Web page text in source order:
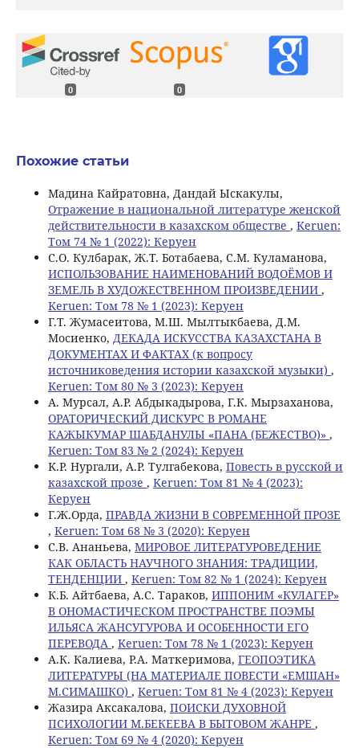
0 0
Похожие статьи
Мадина Кайратовна, Дандай Ыскакулы,
Отражение в национальной литературе женской
действительности в казахском обществе , Keruen:
Том 74 № 1 (2022): Керуен
С.О. Кулбарак, Ж.Т. Ботабаева, С.М. Куламанова,
ИСПОЛЬЗОВАНИЕ НАИМЕНОВАНИЙ ВОДОЁМОВ И
ЗЕМЕЛЬ В ХУДОЖЕСТВЕННОМ ПРОИЗВЕДЕНИИ ,
Keruen: Том 78 № 1 (2023): Керуен
Г.Т. Жумасеитова, М.Ш. Мылтыкбаева, Д.М.
Мосиенко, ДЕКАДА ИСКУССТВА КАЗАХСТАНА В
ДОКУМЕНТАХ И ФАКТАХ (к вопросу
источниковедения истории казахской музыки) ,
Keruen: Том 80 № 3 (2023): Керуен
А. Мурсал, А.Р. Абдыкадырова, Г.К. Мырзаханова,
ОРАТОРИЧЕСКИЙ ДИСКУРС В РОМАНЕ
КАЖЫКУМАР ШАБДАНУЛЫ «ПАНА (БЕЖЕСТВО)» ,
Keruen: Том 83 № 2 (2024): Керуен
K.Р. Нургали, А.Р. Тулгабекова, Повесть в русской и
казахской прозе , Keruen: Том 81 № 4 (2023):
Керуен
Г.Ж.Орда, ПРАВДА ЖИЗНИ В СОВРЕМЕННОЙ ПРОЗЕ
, Keruen: Том 68 № 3 (2020): Керуен
С.В. Ананьева, МИРОВОЕ ЛИТЕРАТУРОВЕДЕНИЕ
КАК ОБЛАСТЬ НАУЧНОГО ЗНАНИЯ: ТРАДИЦИИ,
ТЕНДЕНЦИИ , Keruen: Том 82 № 1 (2024): Керуен
К.Б. Айтбаева, А.С. Тараков, ИППОНИМ «КУЛАГЕР»
В ОНОМАСТИЧЕСКОМ ПРОСТРАНСТВЕ ПОЭМЫ
ИЛЬЯСА ЖАНСУГУРОВА И ОСОБЕННОСТИ ЕГО
ПЕРЕВОДА , Keruen: Том 78 № 1 (2023): Керуен
А.К. Калиева, Р.А. Маткеримова, ГЕОПОЭТИКА
ЛИТЕРАТУРЫ (НА МАТЕРИАЛЕ ПОВЕСТИ «ЕМШАН»
М.СИМАШКО) , Keruen: Том 81 № 4 (2023): Керуен
Жазира Аксакалова, ПОИСКИ ДУХОВНОЙ
ПСИХОЛОГИИ М.БЕКЕЕВА В БЫТОВОМ ЖАНРЕ ,
Keruen: Том 69 № 4 (2020): Керуен